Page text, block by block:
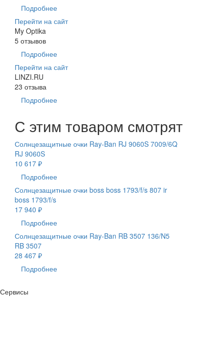
Подробнее
Перейти на сайт
My Optika
5 отзывов
Подробнее
Перейти на сайт
LINZI.RU
23 отзыва
Подробнее
С этим товаром смотрят
Солнцезащитные очки Ray-Ban RJ 9060S 7009/6Q
RJ 9060S
10 617 ₽
Подробнее
Солнцезащитные очки boss boss 1793/f/s 807 ir
boss 1793/f/s
17 940 ₽
Подробнее
Солнцезащитные очки Ray-Ban RB 3507 136/N5
RB 3507
28 467 ₽
Подробнее
Сервисы